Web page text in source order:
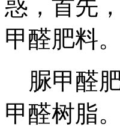
惑，首先
甲醛肥料。
脲甲醛
甲醛树脂